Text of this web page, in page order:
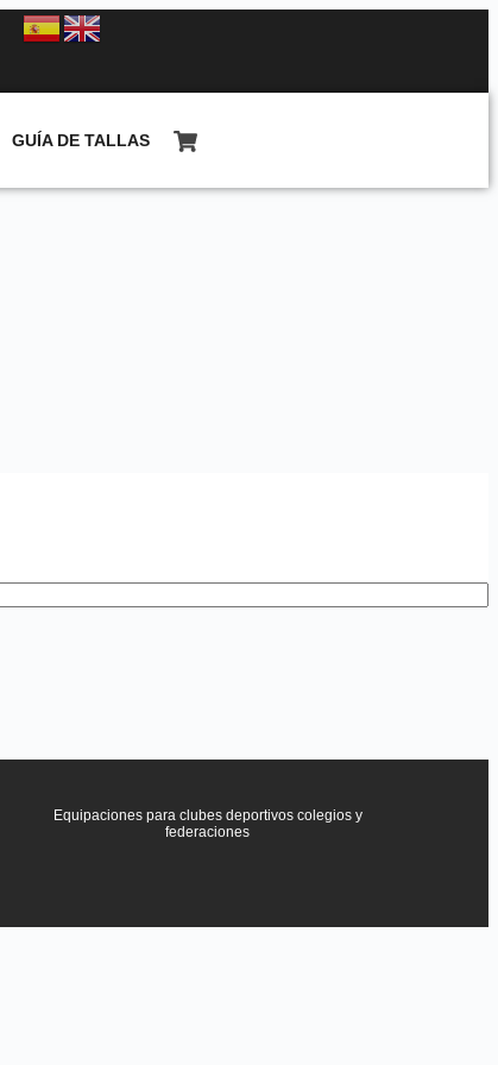
GUÍA DE TALLAS
Equipaciones para clubes deportivos colegios y
federaciones